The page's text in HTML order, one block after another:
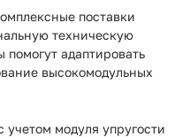
поставки
техническую
адаптировать
высокомодульных
учетом модуля упругости